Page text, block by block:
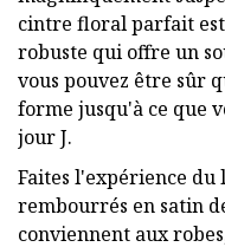
cintre floral parfait
robuste qui offre un
vous pouvez être sûr
forme jusqu'à ce que
jour J.
Faites l'expérience du
rembourrés en satin
conviennent aux